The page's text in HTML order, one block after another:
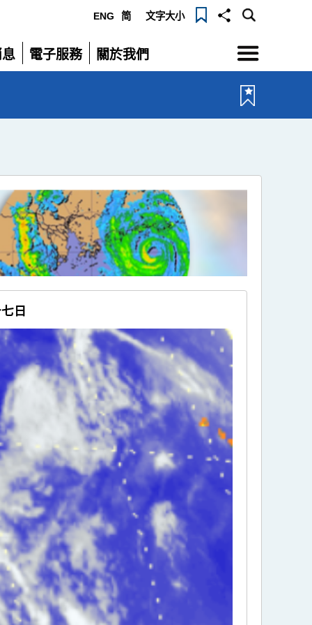
ENG 简 文字大小
電子服務
展
關於我們
展
選
單
日